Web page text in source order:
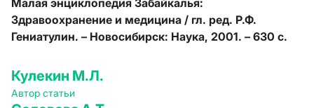
Малая энциклопедия Забайкалья:
Здравоохранение и медицина / гл. ред. Р.Ф.
Гениатулин. – Новосибирск: Наука, 2001. – 630 с.
Кулекин М.Л.
Автор статьи